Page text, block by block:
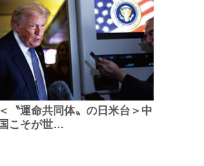
＜〝運命共同体〟の日米台＞中
国こそが世…